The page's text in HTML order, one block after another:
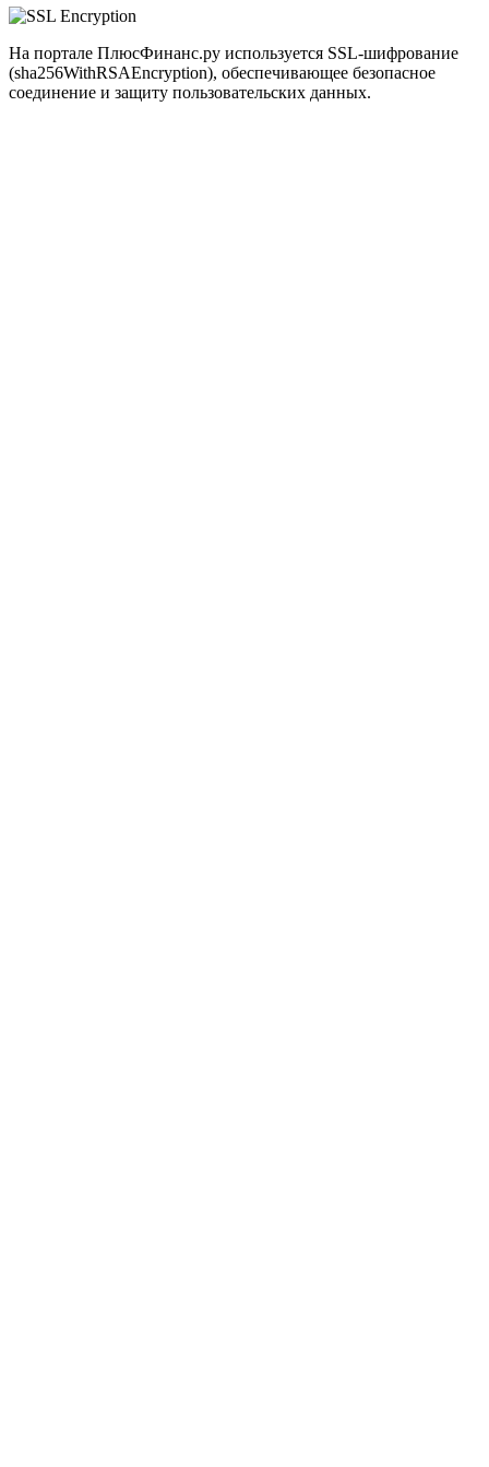
На портале ПлюсФинанс.ру используется SSL-шифрование
(sha256WithRSAEncryption), обеспечивающее безопасное
соединение и защиту пользовательских данных.